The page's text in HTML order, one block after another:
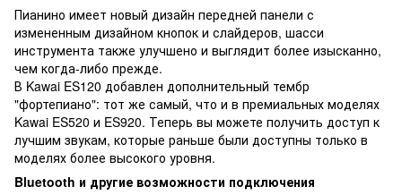
Пианино имеет новый дизайн передней панели с
измененным дизайном кнопок и слайдеров, шасси
инструмента также улучшено и выглядит более изысканно,
чем когда-либо прежде.
В Kawai ES120 добавлен дополнительный тембр
"фортепиано": тот же самый, что и в премиальных моделях
Kawai ES520 и ES920. Теперь вы можете получить доступ к
лучшим звукам, которые раньше были доступны только в
моделях более высокого уровня.
Bluetooth и другие возможности подключения